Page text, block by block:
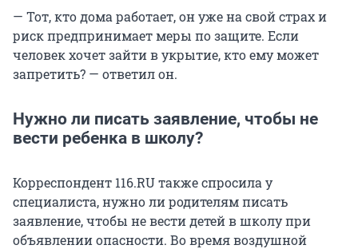
рублей».
— Тот, кто дома работает, он уже на свой страх и
риск предпринимает меры по защите. Если
человек хочет зайти в укрытие, кто ему может
запретить? — ответил он.
Нужно ли писать заявление, чтобы не
вести ребенка в школу?
Корреспондент 116.RU также спросила у
специалиста, нужно ли родителям писать
заявление, чтобы не вести детей в школу при
объявлении опасности. Во время воздушной